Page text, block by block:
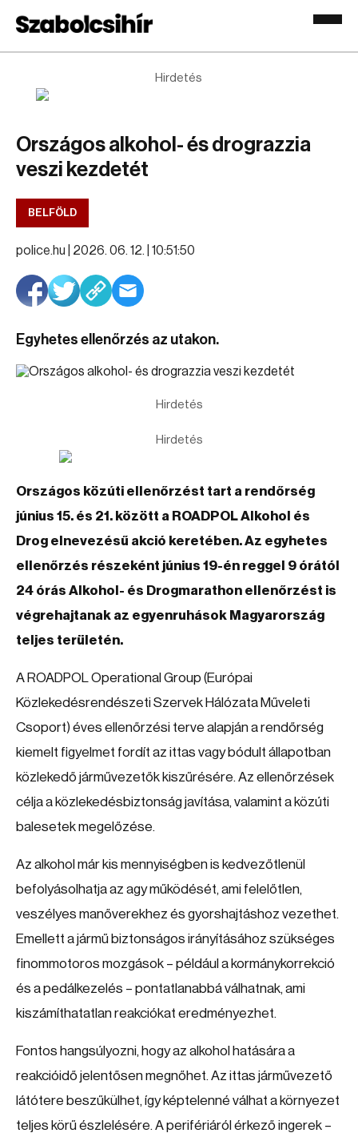
Hirdetés
Országos alkohol- és drograzzia
veszi kezdetét
BELFÖLD
police.hu | 2026. 06. 12. | 10:51:50
Egyhetes ellenőrzés az utakon.
Hirdetés
Hirdetés
Országos közúti ellenőrzést tart a rendőrség
június 15. és 21. között a ROADPOL Alkohol és
Drog elnevezésű akció keretében. Az egyhetes
ellenőrzés részeként június 19-én reggel 9 órától
24 órás Alkohol- és Drogmarathon ellenőrzést is
végrehajtanak az egyenruhások Magyarország
teljes területén.
A ROADPOL Operational Group (Európai
Közlekedésrendészeti Szervek Hálózata Műveleti
Csoport) éves ellenőrzési terve alapján a rendőrség
kiemelt figyelmet fordít az ittas vagy bódult állapotban
közlekedő járművezetők kiszűrésére. Az ellenőrzések
célja a közlekedésbiztonság javítása, valamint a közúti
balesetek megelőzése.
Az alkohol már kis mennyiségben is kedvezőtlenül
befolyásolhatja az agy működését, ami felelőtlen,
veszélyes manőverekhez és gyorshajtáshoz vezethet.
Emellett a jármű biztonságos irányításához szükséges
finommotoros mozgások – például a kormánykorrekció
és a pedálkezelés – pontatlanabbá válhatnak, ami
kiszámíthatatlan reakciókat eredményezhet.
Fontos hangsúlyozni, hogy az alkohol hatására a
reakcióidő jelentősen megnőhet. Az ittas járművezető
látótere beszűkülhet, így képtelenné válhat a környezet
teljes körű észlelésére. A perifériáról érkező ingerek –